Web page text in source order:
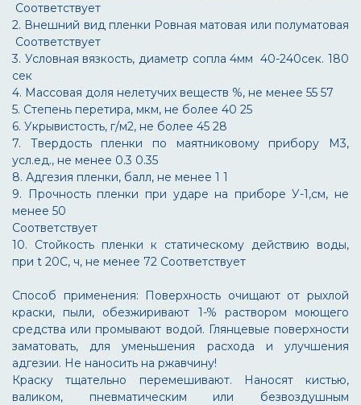
Соответствует
2. Внешний вид пленки Ровная матовая или полуматовая
Соответствует
3. Условная вязкость, диаметр сопла 4мм 40-240сек. 180
сек
4. Массовая доля нелетучих веществ %, не менее 55 57
5. Степень перетира, мкм, не более 40 25
6. Укрывистость, г/м2, не более 45 28
7. Твердость пленки по маятниковому прибору М3,
усл.ед., не менее 0.3 0.35
8. Адгезия пленки, балл, не менее 1 1
9. Прочность пленки при ударе на приборе У-1,см, не
менее 50
Соответствует
10. Стойкость пленки к статическому действию воды,
при t 20С, ч, не менее 72 Соответствует
Способ применения: Поверхность очищают от рыхлой
краски, пыли, обезжиривают 1-% раствором моющего
средства или промывают водой. Глянцевые поверхности
заматовать, для уменьшения расхода и улучшения
адгезии. Не наносить на ржавчину!
Краску тщательно перемешивают. Наносят кистью,
валиком, пневматическим или безвоздушным